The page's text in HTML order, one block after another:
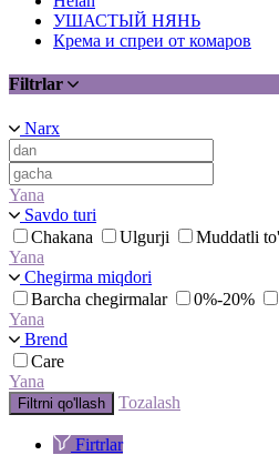
УШАСТЫЙ НЯНЬ
Крема и спреи от комаров
Filtrlar
Narx
Yana
Savdo turi
Chakana
Ulgurji
Muddatli
Yana
Chegirma miqdori
Barcha chegirmalar
0%-20%
Yana
Brend
Care
Yana
Filtrni qo'llash Tozalash
Firtrlar